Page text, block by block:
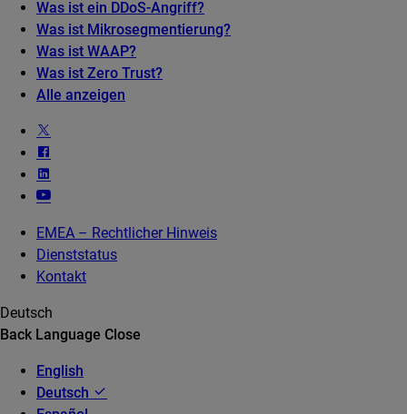
Was ist ein DDoS-Angriff?
Was ist Mikrosegmentierung?
Was ist WAAP?
Was ist Zero Trust?
Alle anzeigen
EMEA – Rechtlicher Hinweis
Dienststatus
Kontakt
Deutsch
Back Language Close
English
Deutsch